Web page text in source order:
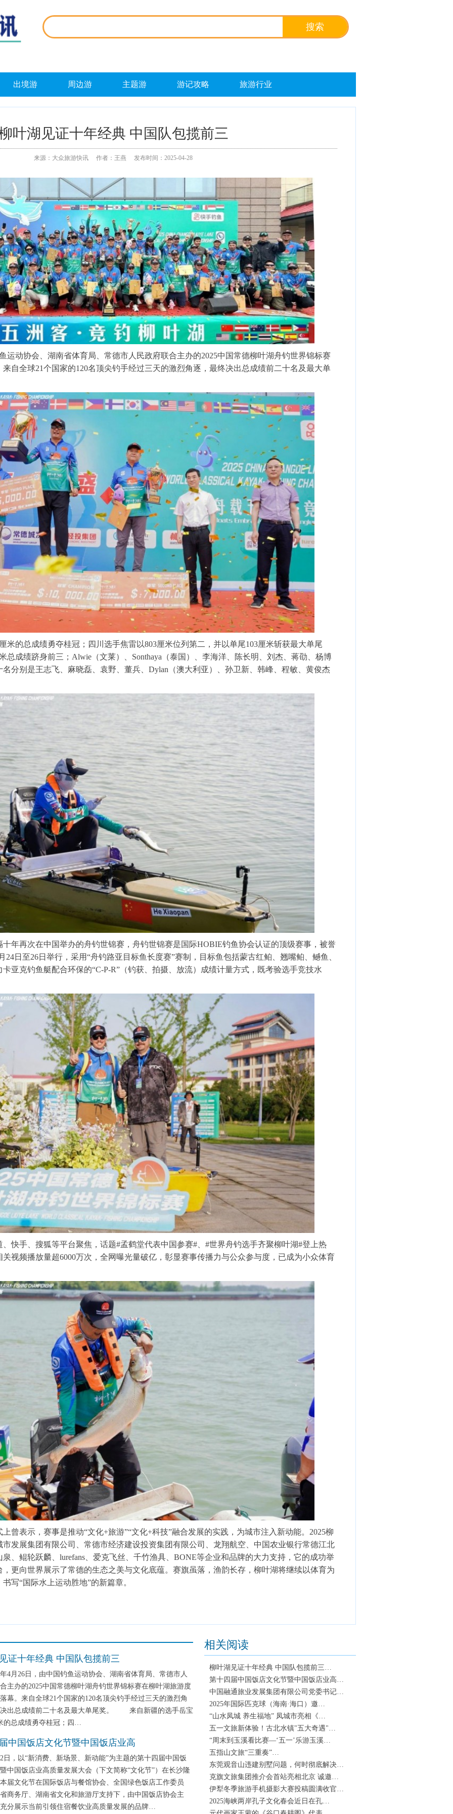
出境游 周边游 主题游 游记攻略 旅游行业
叶湖见证十年经典 中国队包揽前三
来源：大众旅游快讯 作者：王燕 发布时间：2025-04-28
动协会、湖南省体育局、常德市人民政府联合主办的2025中国常德柳叶湖舟钓世界锦标赛
自全球21个国家的120名顶尖钓手经过三天的激烈角逐，最终决出总成绩前二十名及最大单
总成绩勇夺桂冠；四川选手焦雷以803厘米位列第二，并以单尾103厘米斩获最大单尾
总成绩跻身前三；Alwie（文莱）、Sonthaya（泰国）、李海洋、陈长明、刘杰、蒋劭、杨博
分别是王志飞、麻晓磊、袁野、董兵、Dylan（澳大利亚）、孙卫新、韩峰、程敏、黄俊杰
再次在中国举办的舟钓世锦赛，舟钓世锦赛是国际HOBIE钓鱼协会认证的顶级赛事，被誉
24日至26日举行，采用“舟钓路亚目标鱼长度赛”赛制，目标鱼包括蒙古红鲌、翘嘴鲌、鳡鱼、
亚克钓鱼艇配合环保的“C-P-R”（钓获、拍摄、放流）成绩计量方式，既考验选手竞技水
手、搜狐等平台聚焦，话题#孟鹤堂代表中国参赛#、#世界舟钓选手齐聚柳叶湖#登上热
视频播放量超6000万次，全网曝光量破亿，彰显赛事传播力与公众参与度，已成为小众体育
表示，赛事是推动“文化+旅游”“文化+科技”融合发展的实践，为城市注入新动能。2025柳
发展集团有限公司、常德市经济建设投资集团有限公司、龙翔航空、中国农业银行常德江北
、鲲轮跃麟、lurefans、爱克飞丝、千竹渔具、BONE等企业和品牌的大力支持，它的成功举
更向世界展示了常德的生态之美与文化底蕴。赛旗虽落，渔韵长存，柳叶湖将继续以体育为
写“国际水上运动胜地”的新篇章。
证十年经典 中国队包揽前三
26日，由中国钓鱼运动协会、湖南省体育局、常德市人
主办的2025中国常德柳叶湖舟钓世界锦标赛在柳叶湖旅游度
幕。来自全球21个国家的120名顶尖钓手经过三天的激烈角
决出总成绩前二十名及最大单尾奖。 来自新疆的选手岳宝
的总成绩勇夺桂冠；四…
中国饭店文化节暨中国饭店业高
以“新消费、新场景、新动能”为主题的第十四届中国饭
中国饭店业高质量发展大会（下文简称“文化节”）在长沙隆
届文化节在国际饭店与餐馆协会、全国绿色饭店工作委员
商务厅、湖南省文化和旅游厅支持下，由中国饭店协会主
分展示当前引领住宿餐饮业高质量发展的品牌…
相关阅读
柳叶湖见证十年经典 中国队包揽前三…
第十四届中国饭店文化节暨中国饭店业高…
中国融通旅业发展集团有限公司党委书记…
2025年国际匹克球（海南·海口）邀…
“山水凤城 养生福地” 凤城市亮相《…
五一文旅新体验！古北水镇"五大奇遇"…
“周末到玉溪看比赛—‘五一’乐游玉溪…
五指山文旅“三重奏”…
东莞观音山违建别墅问题，何时彻底解决…
克旗文旅集团推介会首站亮相北京 诚邀…
伊犁冬季旅游手机摄影大赛投稿圆满收官…
2025海峡两岸孔子文化春会近日在孔…